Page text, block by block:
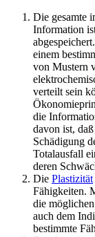
Die gesamte
Information
einem
von Mustern
verteilt sein
die
davon ist,
Schädigung
Totalausfall
deren
Die Plastizität
Fähigkeiten.
die
auch dem
bestimmte